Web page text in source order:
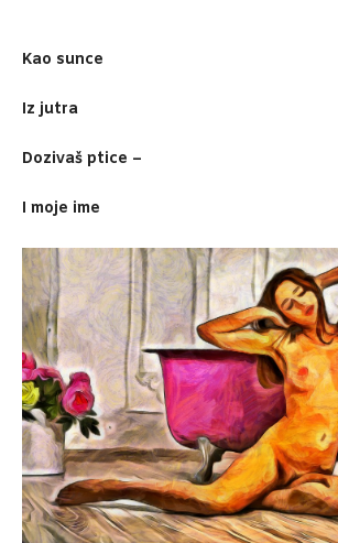
Kao sunce
Iz jutra
Dozivaš ptice –
I moje ime